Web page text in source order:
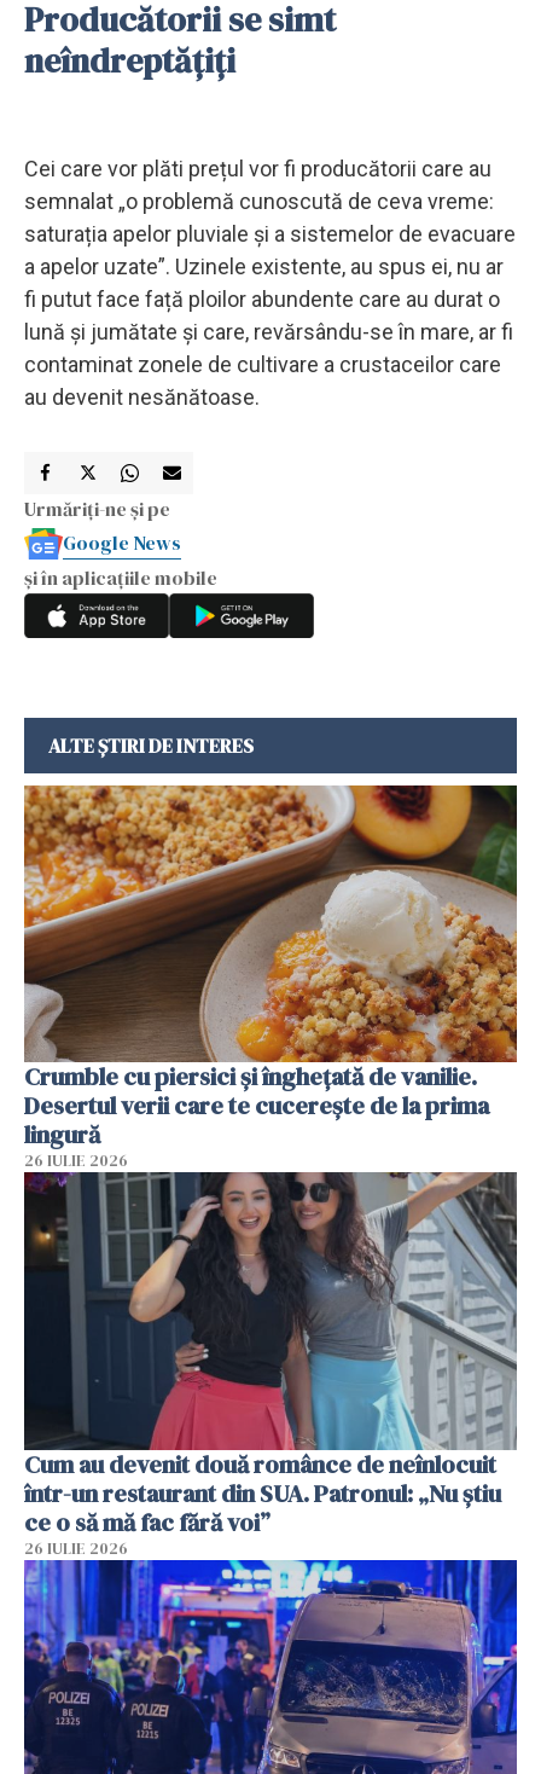
Producătorii se simt
neîndreptățiți
Cei care vor plăti prețul vor fi producătorii care au
semnalat „o problemă cunoscută de ceva vreme:
saturația apelor pluviale și a sistemelor de evacuare
a apelor uzate”. Uzinele existente, au spus ei, nu ar
fi putut face față ploilor abundente care au durat o
lună și jumătate și care, revărsându-se în mare, ar fi
contaminat zonele de cultivare a crustaceilor care
au devenit nesănătoase.
Urmăriți-ne și pe
Google News
și în aplicațiile mobile
ALTE ȘTIRI DE INTERES
Crumble cu piersici și înghețată de vanilie.
Desertul verii care te cucerește de la prima
lingură
26 IULIE 2026
Cum au devenit două românce de neînlocuit
într-un restaurant din SUA. Patronul: „Nu știu
ce o să mă fac fără voi”
26 IULIE 2026